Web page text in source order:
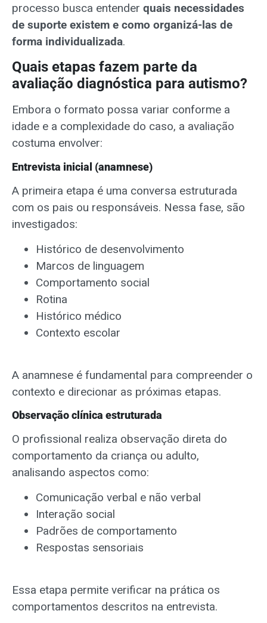
processo busca entender quais necessidades
de suporte existem e como organizá-las de
forma individualizada.
Quais etapas fazem parte da
avaliação diagnóstica para autismo?
Embora o formato possa variar conforme a
idade e a complexidade do caso, a avaliação
costuma envolver:
Entrevista inicial (anamnese)
A primeira etapa é uma conversa estruturada
com os pais ou responsáveis. Nessa fase, são
investigados:
Histórico de desenvolvimento
Marcos de linguagem
Comportamento social
Rotina
Histórico médico
Contexto escolar
A anamnese é fundamental para compreender o
contexto e direcionar as próximas etapas.
Observação clínica estruturada
O profissional realiza observação direta do
comportamento da criança ou adulto,
analisando aspectos como:
Comunicação verbal e não verbal
Interação social
Padrões de comportamento
Respostas sensoriais
Essa etapa permite verificar na prática os
comportamentos descritos na entrevista.